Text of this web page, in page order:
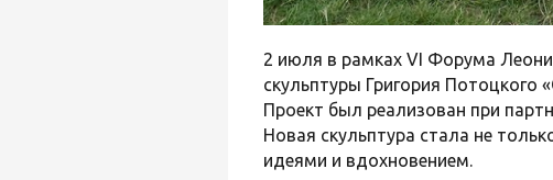
2 июля в рамках VI Форума
скульптуры Григория
Проект был реализован при
Новая скульптура стала не
идеями и вдохновением.